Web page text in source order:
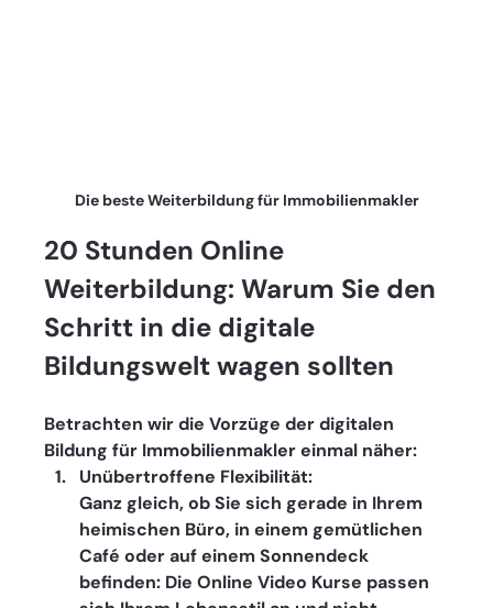
Die beste Weiterbildung für Immobilienmakler
20 Stunden Online
Weiterbildung: Warum Sie den
Schritt in die digitale
Bildungswelt wagen sollten
Betrachten wir die Vorzüge der digitalen
Bildung für Immobilienmakler einmal näher:
Unübertroffene Flexibilität:
Ganz gleich, ob Sie sich gerade in Ihrem
heimischen Büro, in einem gemütlichen
Café oder auf einem Sonnendeck
befinden: Die Online Video Kurse passen